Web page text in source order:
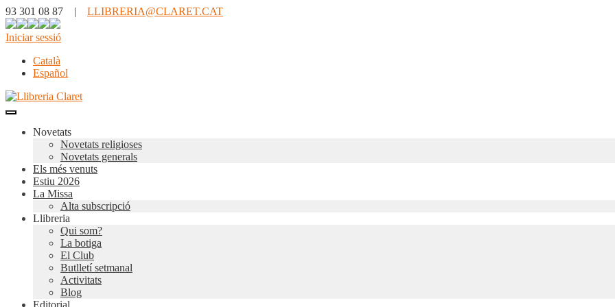
93 301 08 87 | LLIBRERIA@CLARET.CAT
Iniciar sessió
Català
Español
Novetats
Novetats religioses
Novetats generals
Els més venuts
Estiu 2026
La Missa
Alta subscripció
Llibreria
Qui som?
La botiga
El Club
Butlletí setmanal
Activitats
Blog
Editorial